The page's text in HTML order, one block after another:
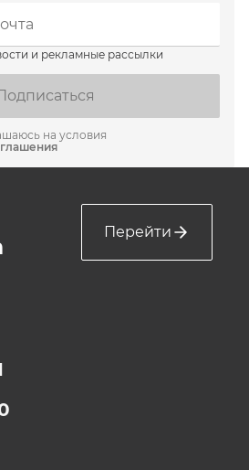
и рекламные рассылки
на условия
Перейти